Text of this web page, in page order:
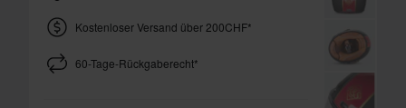
Kostenloser Versand über 200CHF*
60-Tage-Rückgaberecht*